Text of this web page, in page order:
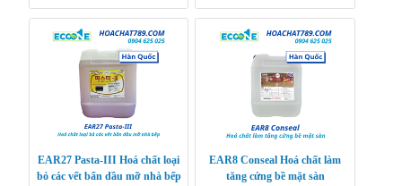
EAR27 Pasta-III Hoá chất loại
bỏ các vết bẩn dầu mỡ nhà bếp
EAR8 Conseal Hoá chất làm
tăng cứng bề mặt sàn